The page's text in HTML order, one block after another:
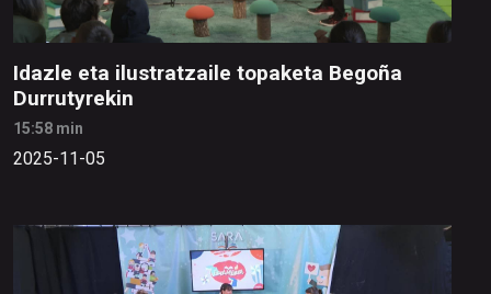
Idazle eta ilustratzaile topaketa Begoña
Durrutyrekin
15:58 min
2025-11-05